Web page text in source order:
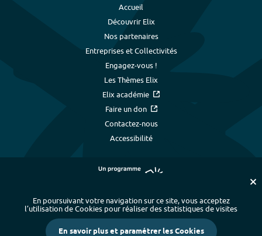
Accueil
Découvrir Elix
Nos partenaires
Entreprises et Collectivités
Engagez-vous !
Les Thèmes Elix
Elix académie
Faire un don
Contactez-nous
Accessibilité
Plan du site - Index alphabétique
-
Mentions légales et données personnelles
- Paramétrer les cookies
En poursuivant votre navigation sur ce site, vous acceptez
l’utilisation de Cookies pour réaliser des statistiques de visites
En savoir plus et paramétrer les Cookies